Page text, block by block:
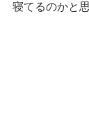
寝てるのかと